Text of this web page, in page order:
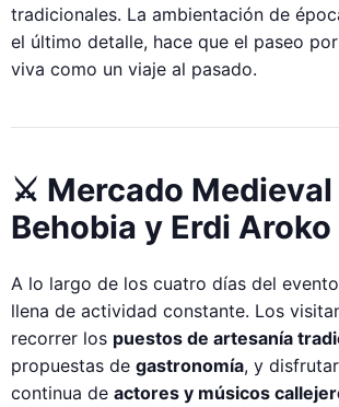
tradicionales. La ambientación de
el último detalle, hace que el paseo
viva como un viaje al pasado.
⚔️ Mercado Medieval
Behobia y Erdi
A lo largo de los cuatro días del
llena de actividad constante. Los
recorrer los puestos de artesanía
propuestas de gastronomía, y
continua de actores y músicos